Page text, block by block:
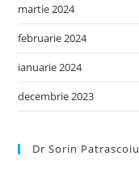
martie 2024
februarie 2024
ianuarie 2024
decembrie 2023
Dr Sorin Patrascoiu